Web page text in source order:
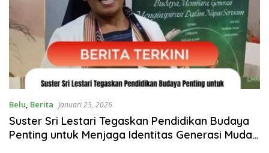
Belu, Berita Januari 25, 2026
Suster Sri Lestari Tegaskan Pendidikan Budaya
Penting untuk Menjaga Identitas Generasi Muda